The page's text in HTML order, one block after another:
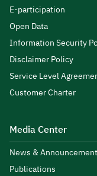
E-participation
Open Data
Information Security
Disclaimer Policy
Service Level
Customer Charter
Media Center
News &
Publications